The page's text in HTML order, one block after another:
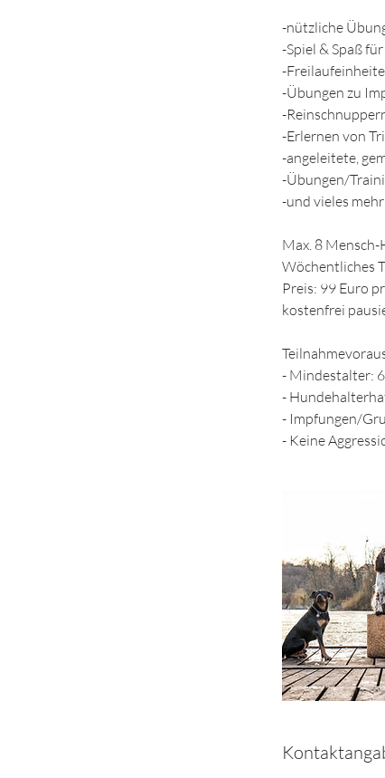
​-nützliche
-Spiel & Spaß
-
-Übungen zu
-
-Erlernen von
-angeleitete,
-Übungen/
-und vieles mehr​
Max. 8
Wöchentliches
Preis: 99 Euro
kostenfrei
- Mindestalter:
-
- Impfungen/
- Keine